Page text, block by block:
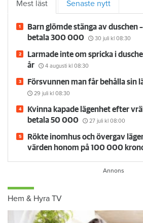
Mest läst Senaste nytt
Barn glömde stänga av duschen
betala 300 000
30 juli kl 08:30
Larmade inte om spricka i
år
4 augusti kl 08:30
Försvunnen man får behålla sin
29 juli kl 08:30
Kvinna kapade lägenhet efter
betala 50 000
27 juli kl 08:00
Rökte inomhus och övergav
värden honom på 100 000
Hem & Hyra TV